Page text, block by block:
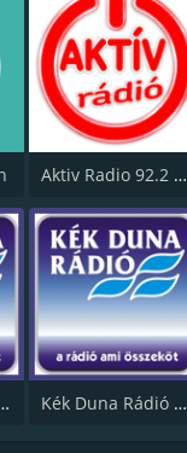
Aktiv Radio 92.2 FM
Hot Kék Duna Rádió Top40